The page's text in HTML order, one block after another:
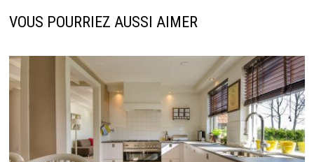
VOUS POURRIEZ AUSSI AIMER